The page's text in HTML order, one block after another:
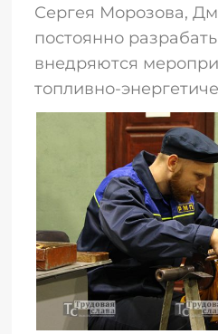
Сергея Морозова,
постоянно
внедряются
топливно-